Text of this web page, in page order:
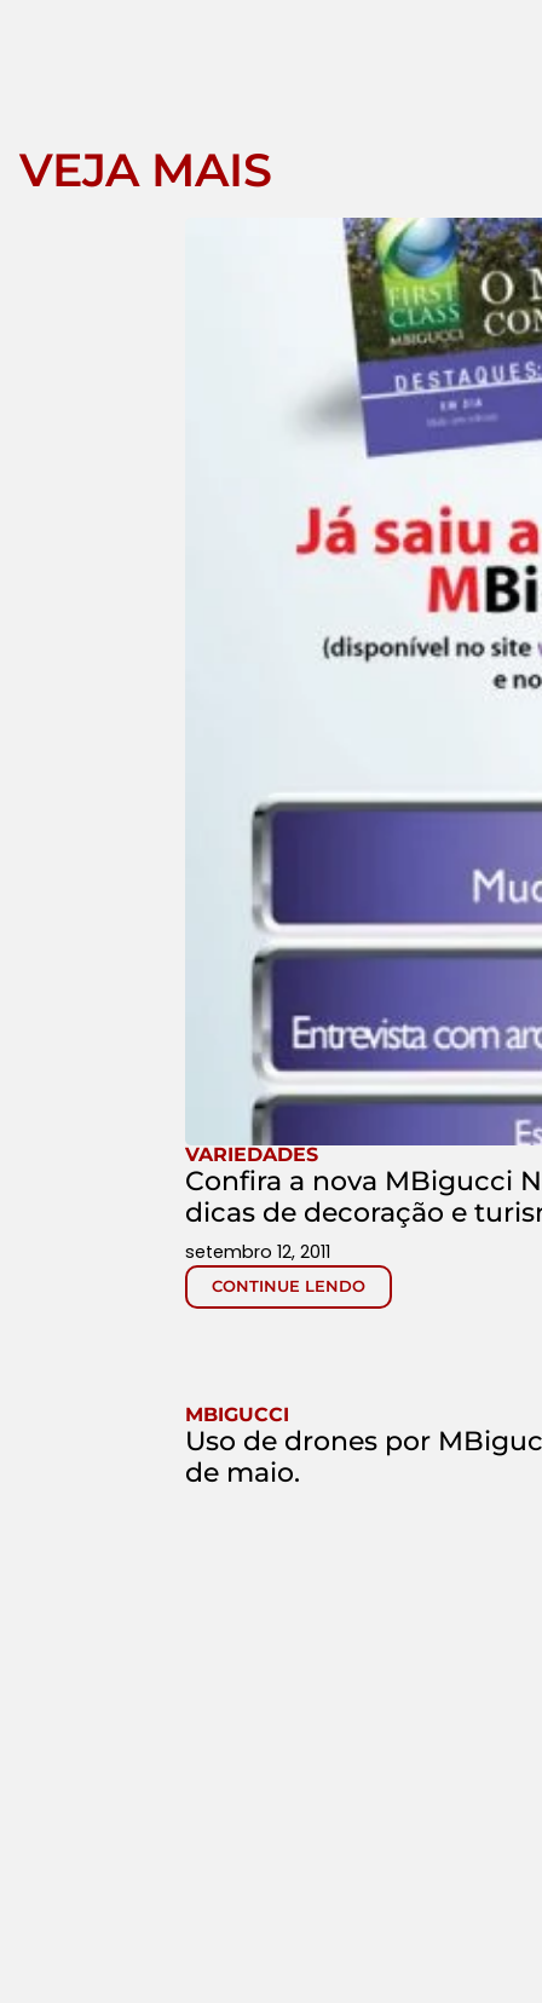
VEJA MAIS
VARIEDADES
Confira a nova MBigucci
dicas de decoração e
CONTINUE LENDO
setembro 12, 2011
MBIGUCCI
Uso de drones por
de maio.